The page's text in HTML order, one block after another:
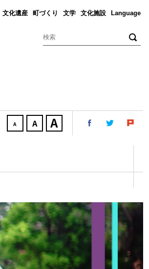
文化遺産 町づくり 文学 文化施設 Language